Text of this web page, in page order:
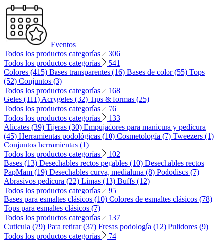
Eventos
Todos los productos categorías
306
Todos los productos categorías
541
Colores (415) Bases transparentes (16) Bases de color (55) Tops
(52) Conjuntos (3)
Todos los productos categorías
168
Geles (111) Acrygeles (32) Tips & formas (25)
Todos los productos categorías
76
Todos los productos categorías
133
Alicates (39) Tijeras (30) Empujadores para manicura y pedicura
(45) Herramientas podológicas (10) Cosmetología (7) Tweezers (1)
Conjuntos herramientas (1)
Todos los productos categorías
102
Bases (13) Desechables rectos pegables (10) Desechables rectos
PapMam (19) Desechables curva, medialuna (8) Pododiscs (7)
Abrasivos pedicura (22) Limas (13) Buffs (12)
Todos los productos categorías
95
Bases para esmaltes clásicos (10) Colores de esmaltes clásicos (78)
Tops para esmaltes clásicos (7)
Todos los productos categorías
137
Cuticula (79) Para retirar (37) Fresas podología (12) Pulidores (9)
Todos los productos categorías
74